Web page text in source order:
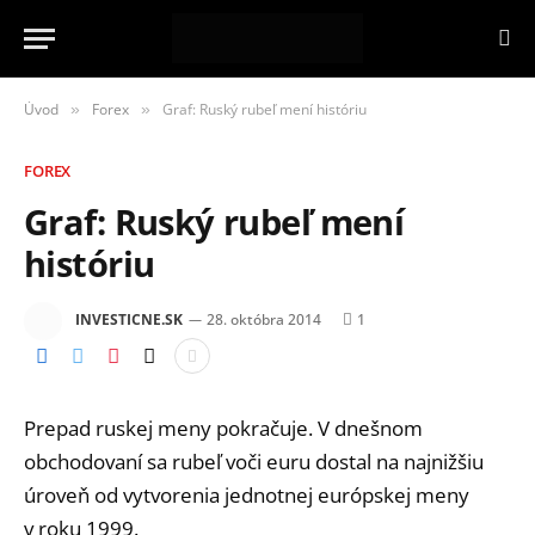
Úvod » Forex » Graf: Ruský rubeľ mení históriu
FOREX
Graf: Ruský rubeľ mení
históriu
INVESTICNE.SK 28. októbra 2014 1
Prepad ruskej meny pokračuje. V dnešnom
obchodovaní sa rubeľ voči euru dostal na najnižšiu
úroveň od vytvorenia jednotnej európskej meny
v roku 1999.